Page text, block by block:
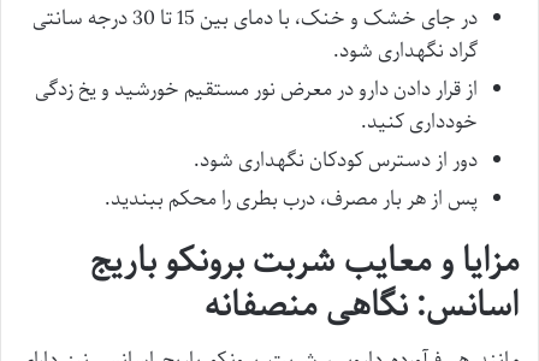
در جای خشک و خنک، با دمای بین 15 تا 30 درجه سانتی
گراد نگهداری شود.
از قرار دادن دارو در معرض نور مستقیم خورشید و یخ زدگی
خودداری کنید.
دور از دسترس کودکان نگهداری شود.
پس از هر بار مصرف، درب بطری را محکم ببندید.
مزایا و معایب شربت برونکو باریج
اسانس: نگاهی منصفانه